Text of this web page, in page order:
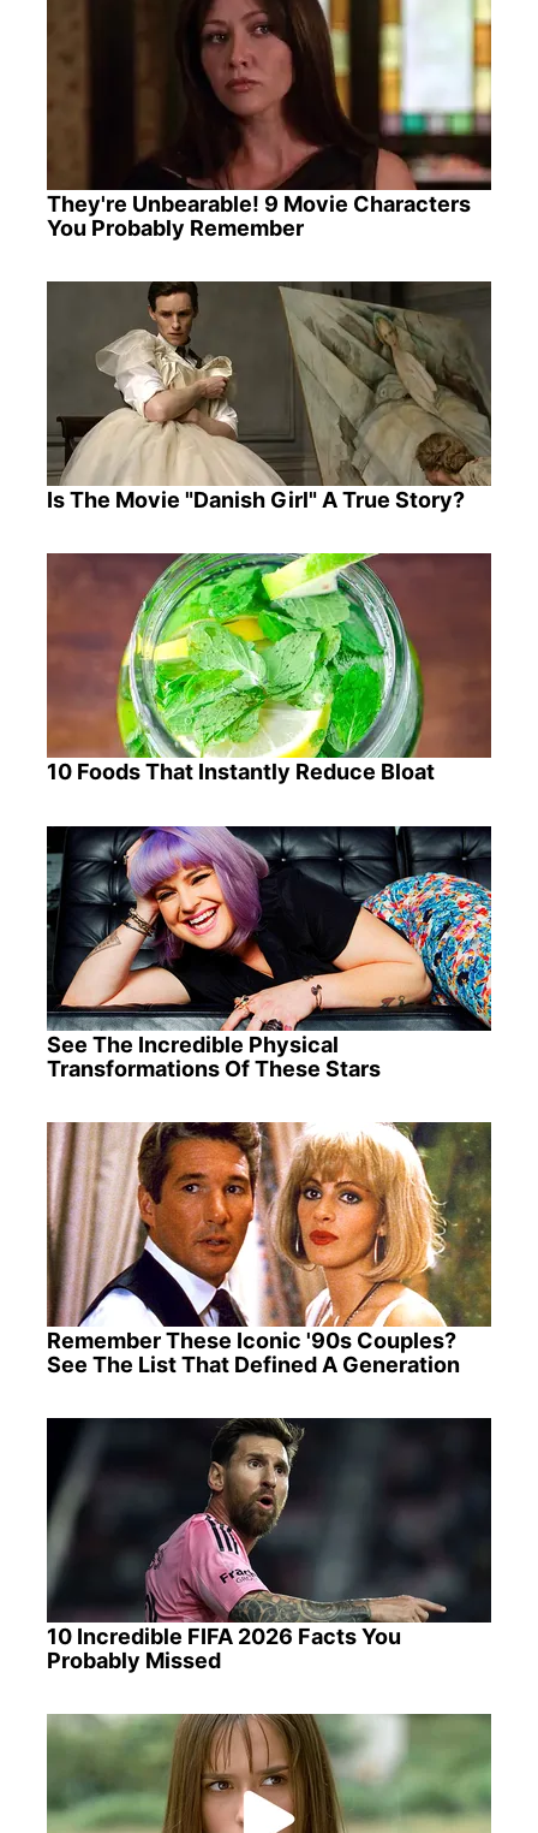
They're Unbearable! 9 Movie Characters
You Probably Remember
Is The Movie "Danish Girl" A True Story?
10 Foods That Instantly Reduce Bloat
See The Incredible Physical
Transformations Of These Stars
Remember These Iconic '90s Couples?
See The List That Defined A Generation
10 Incredible FIFA 2026 Facts You
Probably Missed